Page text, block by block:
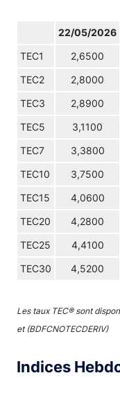
22/05/2026
TEC1 2,6500
TEC2 2,8000
TEC3 2,8900
TEC5 3,1100
TEC7 3,3800
TEC10 3,7500
TEC15 4,0600
TEC20 4,2800
TEC25 4,4100
TEC30 4,5200
Les taux TEC® sont
et (BDFCNOTECDERIV)
Indices